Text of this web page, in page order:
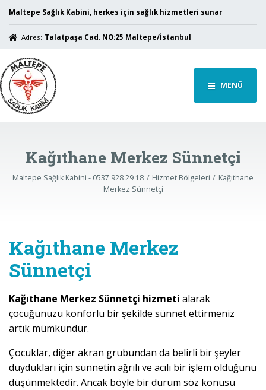
Maltepe Sağlık Kabini, herkes için sağlık hizmetleri sunar
Adres: Talatpaşa Cad. NO:25 Maltepe/İstanbul
MENÜ
Kağıthane Merkez Sünnetçi
Maltepe Sağlık Kabini - 0537 928 29 18 Hizmet Bölgeleri
Kağıthane
Merkez Sünnetçi
Kağıthane Merkez
Sünnetçi
Kağıthane Merkez Sünnetçi hizmeti alarak
çocuğunuzu konforlu bir şekilde sünnet ettirmeniz
artık mümkündür.
Çocuklar, diğer akran grubundan da belirli bir şeyler
duydukları için sünnetin ağrılı ve acılı bir işlem olduğunu
düşünmektedir. Ancak böyle bir durum söz konusu